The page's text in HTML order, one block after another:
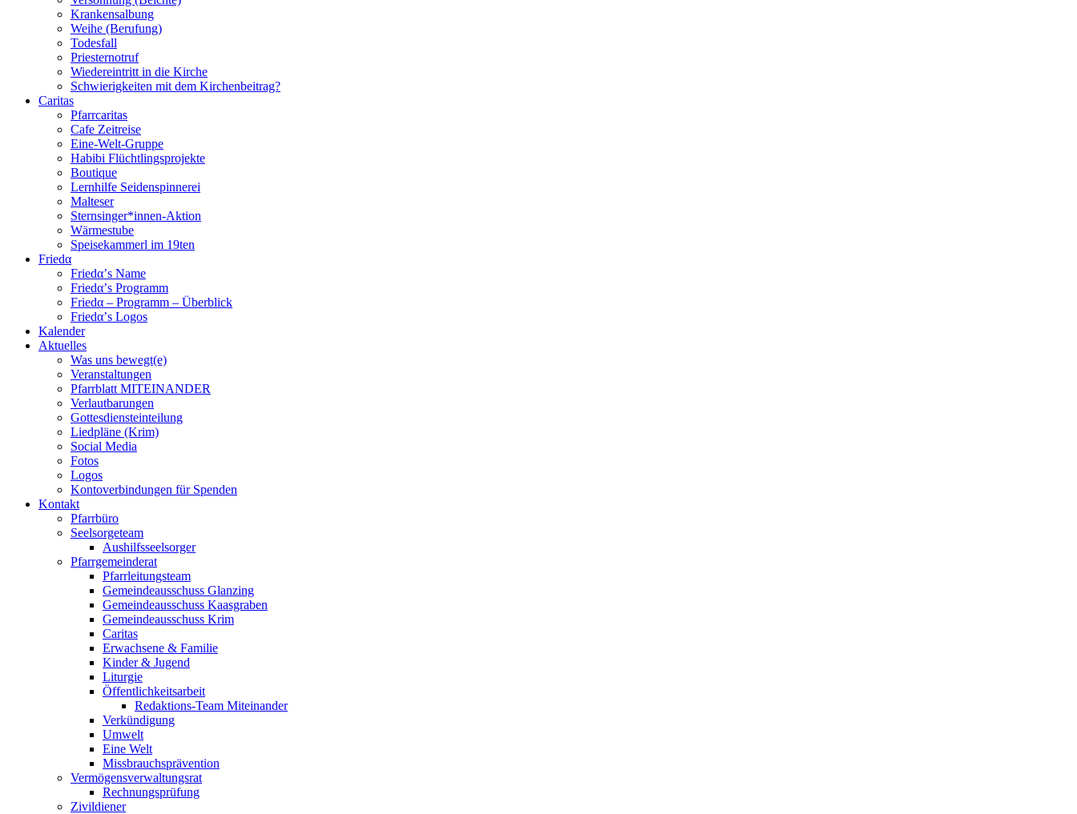
Krankensalbung
Weihe (Berufung)
Todesfall
Priesternotruf
Wiedereintritt in die Kirche
Schwierigkeiten mit dem Kirchenbeitrag?
Caritas
Pfarrcaritas
Cafe Zeitreise
Eine-Welt-Gruppe
Habibi Flüchtlingsprojekte
Boutique
Lernhilfe Seidenspinnerei
Malteser
Sternsinger*innen-Aktion
Wärmestube
Speisekammerl im 19ten
Friedα
Friedα’s Name
Friedα’s Programm
Friedα – Programm – Überblick
Friedα’s Logos
Kalender
Aktuelles
Was uns bewegt(e)
Veranstaltungen
Pfarrblatt MITEINANDER
Verlautbarungen
Gottesdiensteinteilung
Liedpläne (Krim)
Social Media
Fotos
Logos
Kontoverbindungen für Spenden
Kontakt
Pfarrbüro
Seelsorgeteam
Aushilfsseelsorger
Pfarrgemeinderat
Pfarrleitungsteam
Gemeindeausschuss Glanzing
Gemeindeausschuss Kaasgraben
Gemeindeausschuss Krim
Caritas
Erwachsene & Familie
Kinder & Jugend
Liturgie
Öffentlichkeitsarbeit
Redaktions-Team Miteinander
Verkündigung
Umwelt
Eine Welt
Missbrauchsprävention
Vermögensverwaltungsrat
Rechnungsprüfung
Zivildiener